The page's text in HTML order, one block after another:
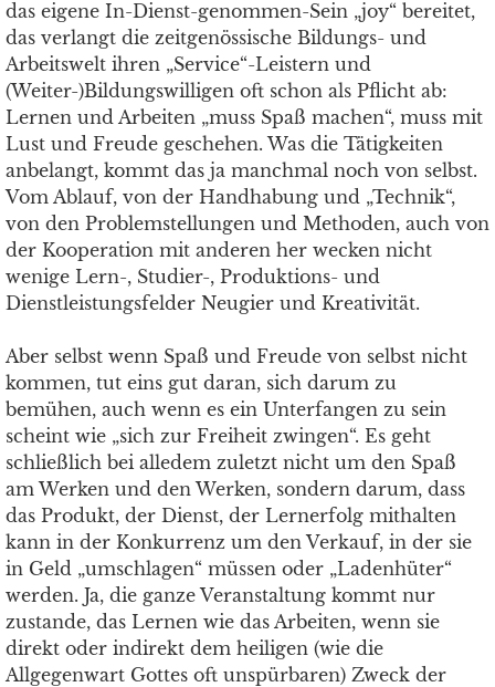
das eigene In-Dienst-genommen-Sein „joy“ bereitet,
das verlangt die zeitgenössische Bildungs- und
Arbeitswelt ihren „Service“-Leistern und
(Weiter-)Bildungswilligen oft schon als Pflicht ab:
Lernen und Arbeiten „muss Spaß machen“, muss mit
Lust und Freude geschehen. Was die Tätigkeiten
anbelangt, kommt das ja manchmal noch von selbst.
Vom Ablauf, von der Handhabung und „Technik“,
von den Problemstellungen und Methoden, auch von
der Kooperation mit anderen her wecken nicht
wenige Lern-, Studier-, Produktions- und
Dienstleistungsfelder Neugier und Kreativität.
Aber selbst wenn Spaß und Freude von selbst nicht
kommen, tut eins gut daran, sich darum zu
bemühen, auch wenn es ein Unterfangen zu sein
scheint wie „sich zur Freiheit zwingen“. Es geht
schließlich bei alledem zuletzt nicht um den Spaß
am Werken und den Werken, sondern darum, dass
das Produkt, der Dienst, der Lernerfolg mithalten
kann in der Konkurrenz um den Verkauf, in der sie
in Geld „umschlagen“ müssen oder „Ladenhüter“
werden. Ja, die ganze Veranstaltung kommt nur
zustande, das Lernen wie das Arbeiten, wenn sie
direkt oder indirekt dem heiligen (wie die
Allgegenwart Gottes oft unspürbaren) Zweck der